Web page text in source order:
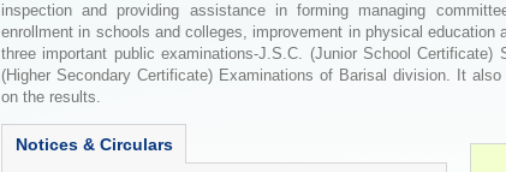
inspection and providing assistance in forming managing
enrollment in schools and colleges, improvement in physical
three important public examinations-J.S.C. (Junior School
(Higher Secondary Certificate) Examinations of Barisal division. It
on the results.
Notices & Circulars